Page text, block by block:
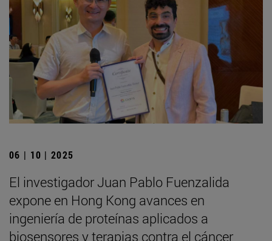
06 | 10 | 2025
El investigador Juan Pablo Fuenzalida
expone en Hong Kong avances en
ingeniería de proteínas aplicados a
biosensores y terapias contra el cáncer